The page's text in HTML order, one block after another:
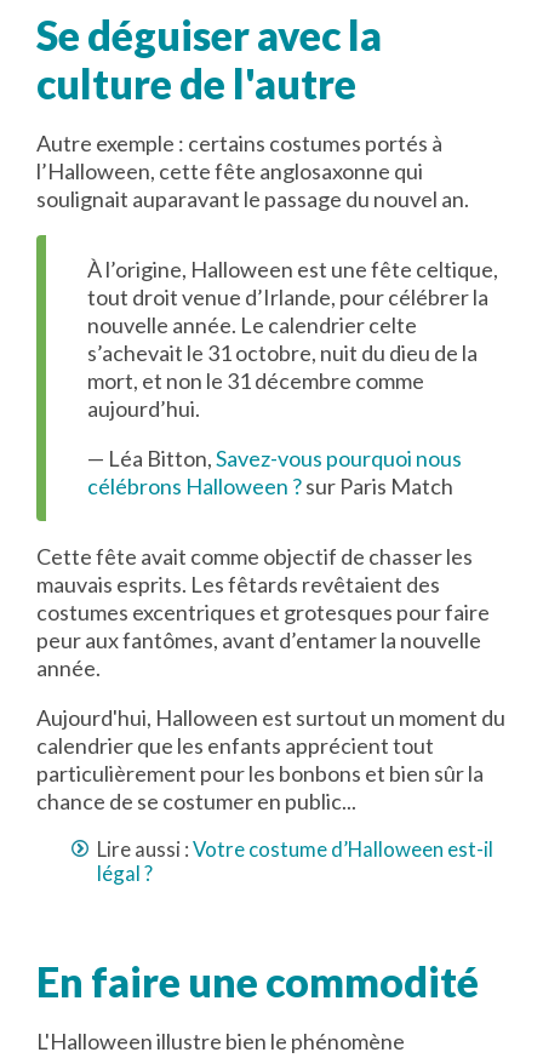
Se déguiser avec la
culture de l'autre
Autre exemple : certains costumes portés à
l’Halloween, cette fête anglosaxonne qui
soulignait auparavant le passage du nouvel an.
À l’origine, Halloween est une fête celtique,
tout droit venue d’Irlande, pour célébrer la
nouvelle année. Le calendrier celte
s’achevait le 31 octobre, nuit du dieu de la
mort, et non le 31 décembre comme
aujourd’hui.
— Léa Bitton,Savez-vous pourquoi nous
célébrons Halloween ?sur Paris Match
Cette fête avait comme objectif de chasser les
mauvais esprits. Les fêtards revêtaient des
costumes excentriques et grotesques pour faire
peur aux fantômes, avant d’entamer la nouvelle
année.
Aujourd'hui, Halloween est surtout un moment du
calendrier que les enfants apprécient tout
particulièrement pour les bonbons et bien sûr la
chance de se costumer en public...
Lire aussi :Votre costume d’Halloween est-il
légal ?
En faire une commodité
L'Halloween illustre bien le phénomène